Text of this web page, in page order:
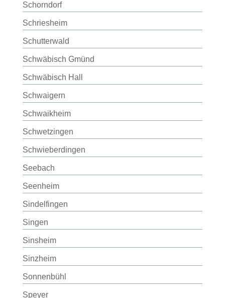
Schorndorf
Schriesheim
Schutterwald
Schwäbisch Gmünd
Schwäbisch Hall
Schwaigern
Schwaikheim
Schwetzingen
Schwieberdingen
Seebach
Seenheim
Sindelfingen
Singen
Sinsheim
Sinzheim
Sonnenbühl
Speyer